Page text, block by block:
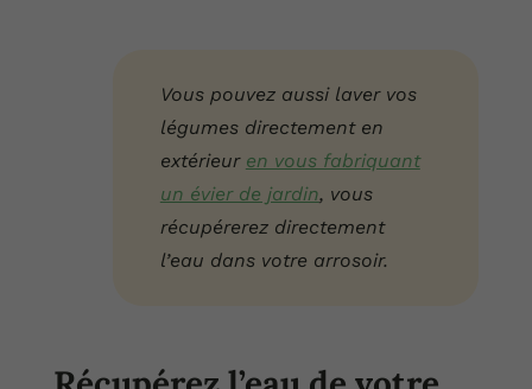
Vous pouvez aussi laver vos
légumes directement en
extérieur en vous fabriquant
un évier de jardin, vous
récupérerez directement
l’eau dans votre arrosoir.